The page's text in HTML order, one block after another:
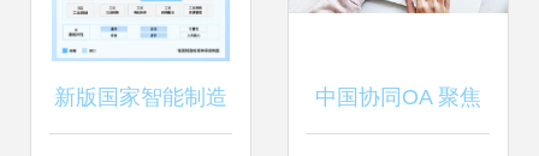
新版国家智能制造 中国协同OA 聚焦